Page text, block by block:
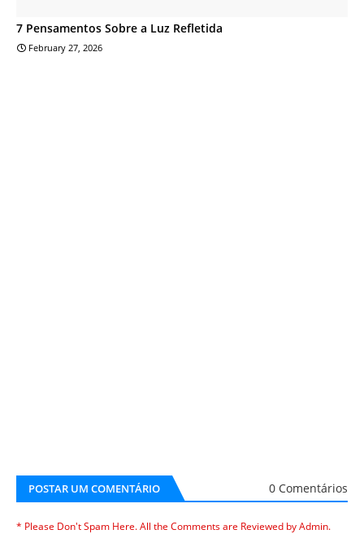
7 Pensamentos Sobre a Luz Refletida
February 27, 2026
POSTAR UM COMENTÁRIO 0 Comentários
* Please Don't Spam Here. All the Comments are Reviewed by Admin.